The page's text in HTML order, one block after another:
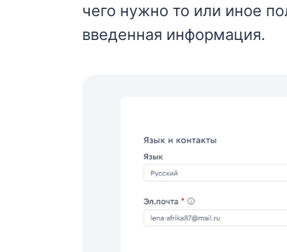
чего нужно то или иное
введенная информация.